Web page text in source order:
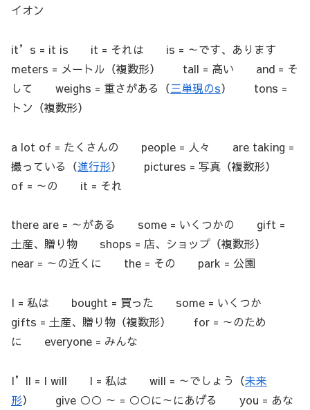
イオン
it’s = it is it = それは is = ～です、あります
meters = メートル（複数形） tall = 高い and = そ
して weighs = 重さがある（三単現のs） tons =
トン（複数形）
a lot of = たくさんの people = 人々 are taking =
撮っている（進行形） pictures = 写真（複数形）
of = ～の it = それ
there are = ～がある some = いくつかの gift =
土産、贈り物 shops = 店、ショップ（複数形）
near = ～の近くに the = その park = 公園
I = 私は bought = 買った some = いくつか
gifts = 土産、贈り物（複数形） for = ～のため
に everyone = みんな
I’ll = I will I = 私は will = ～でしょう（未来
形） give ○○ ～ = ○○に～にあげる you = あな